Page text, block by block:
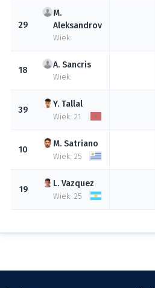
29 Aleksandrov
Wiek:
18
Sancris
Wiek:
39
Tallal
Wiek: 21
10
Satriano
Wiek: 25
19
Vazquez
Wiek: 25